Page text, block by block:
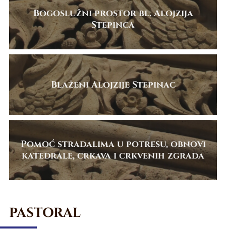
Bogoslužni prostor bl. Alojzija
Stepinca
Blaženi Alojzije Stepinac
Pomoć stradalima u potresu, obnovi
katedrale, crkava i crkvenih zgrada
PASTORAL